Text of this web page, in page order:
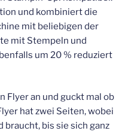
und kombiniert die
mit beliebigen der
mit Stempeln und
um 20 % reduziert
Flyer an und guckt mal ob
hat zwei Seiten, wobei
braucht, bis sie sich ganz